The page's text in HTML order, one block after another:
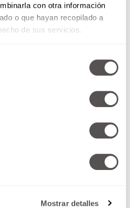
con otra información
o que hayan recopilado a
de sus servicios.
Mostrar detalles